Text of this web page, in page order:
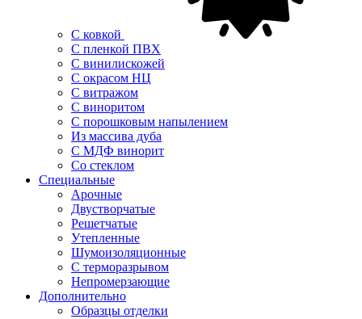
С ковкой
С пленкой ПВХ
С винилискожей
С окрасом НЦ
С витражом
С виноритом
С порошковым напылением
Из массива дуба
С МДФ винорит
Со стеклом
Специальные
Арочные
Двустворчатые
Решетчатые
Утепленные
Шумоизоляционные
С терморазрывом
Непромерзающие
Дополнительно
Образцы отделки